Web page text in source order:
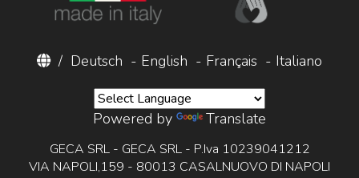
/ Deutsch - English - Français - Italiano
Powered by Translate
GECA SRL - GECA SRL - P.Iva 10239041212
VIA NAPOLI,159 - 80013 CASALNUOVO DI NAPOLI